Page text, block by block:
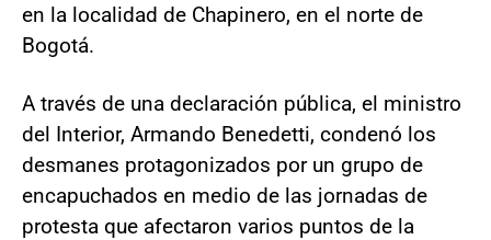
en la localidad de Chapinero, en el norte de
Bogotá.
A través de una declaración pública, el ministro
del Interior, Armando Benedetti, condenó los
desmanes protagonizados por un grupo de
encapuchados en medio de las jornadas de
protesta que afectaron varios puntos de la